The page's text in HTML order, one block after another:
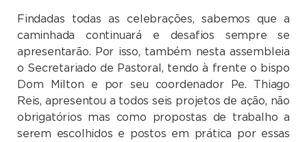
Findadas todas as celebrações, sabemos que a
caminhada continuará e desafios sempre se
apresentarão. Por isso, também nesta assembleia
o Secretariado de Pastoral, tendo à frente o bispo
Dom Milton e por seu coordenador Pe. Thiago
Reis, apresentou a todos seis projetos de ação, não
obrigatórios mas como propostas de trabalho a
serem escolhidos e postos em prática por essas